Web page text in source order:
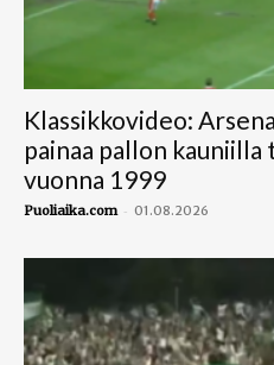
Klassikkovideo:
painaa pallon kauniilla
vuonna 1999
Puoliaika.com - 01.08.2026